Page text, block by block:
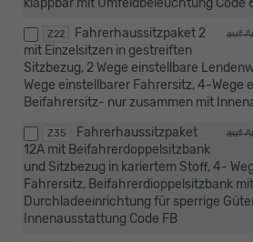
klappbar mit Umfeldbeleuchtung Code
Z22 auf
Fahrerhaussitzpaket 2
mit Einzelsitzen in gestreiften
Sitzbezug, 2 Wege einstellbare
Wege einstellbarer Fahrersitz, 4-Wege
Beifahrersitz- nur zusammen mit
Z35 auf
Fahrerhaussitzpaket
12A mit Beifahrerdoppelsitzbank
und Sitzbezug in kariertem Stoff, 4-
Fahrersitz, Beifahrerdioppelsitzbank
Durchladeeinrichtung für sperrige
Innenausstattung Code FB